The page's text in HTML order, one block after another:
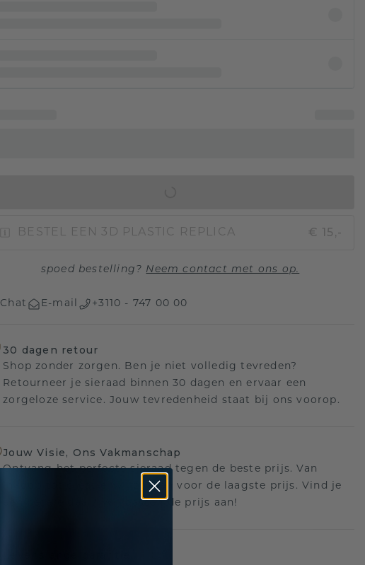
BESTEL EEN 3D PLASTIC REPLICA € 15,-
spoed bestelling? Neem contact met ons op.
Chat E-mail +3110 - 747 00 00
30 dagen retour
Shop zonder zorgen. Ben je niet volledig tevreden?
Retourneer je sieraad binnen 30 dagen en ervaar een
zorgeloze service. Jouw tevredenheid staat bij ons voorop.
Jouw Visie, Ons Vakmanschap
Ontvang het perfecte sieraad tegen de beste prijs. Van
inkoop tot creatie, wij zorgen voor de laagste prijs. Vind je
een betere deal? Wij passen de prijs aan!